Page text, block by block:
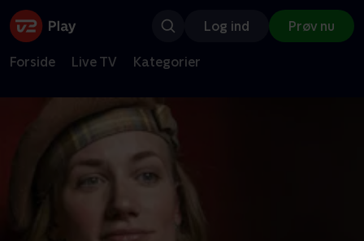
Log ind Prøv nu
Forside Live TV Kategorier